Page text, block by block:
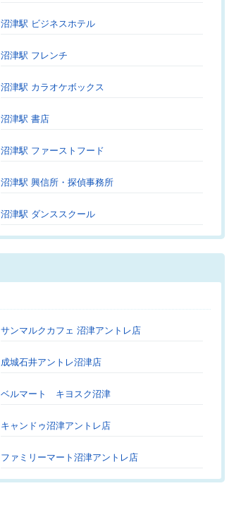
沼津駅 ビジネスホテル
沼津駅 フレンチ
沼津駅 カラオケボックス
沼津駅 書店
沼津駅 ファーストフード
沼津駅 興信所・探偵事務所
沼津駅 ダンススクール
サンマルクカフェ 沼津アントレ店
成城石井アントレ沼津店
ベルマート キヨスク沼津
キャンドゥ沼津アントレ店
ファミリーマート沼津アントレ店